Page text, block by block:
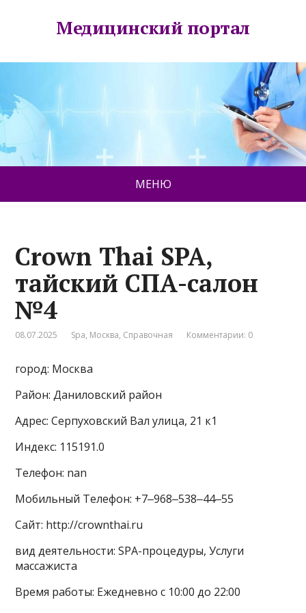
Медицинский портал
МЕНЮ
Crown Thai SPA,
тайский СПА-салон
№4
08.07.2025 Spa, Москва, Справочная Комментарии: 0
город: Москва
Район: Даниловский район
Адрес: Серпуховский Вал улица, 21 к1
Индекс: 115191.0
Телефон: nan
Мобильный Телефон: +7‒968‒538‒44‒55
Сайт: http://crownthai.ru
вид деятельности: SPA-процедуры, Услуги
массажиста
Время работы: Ежедневно с 10:00 до 22:00